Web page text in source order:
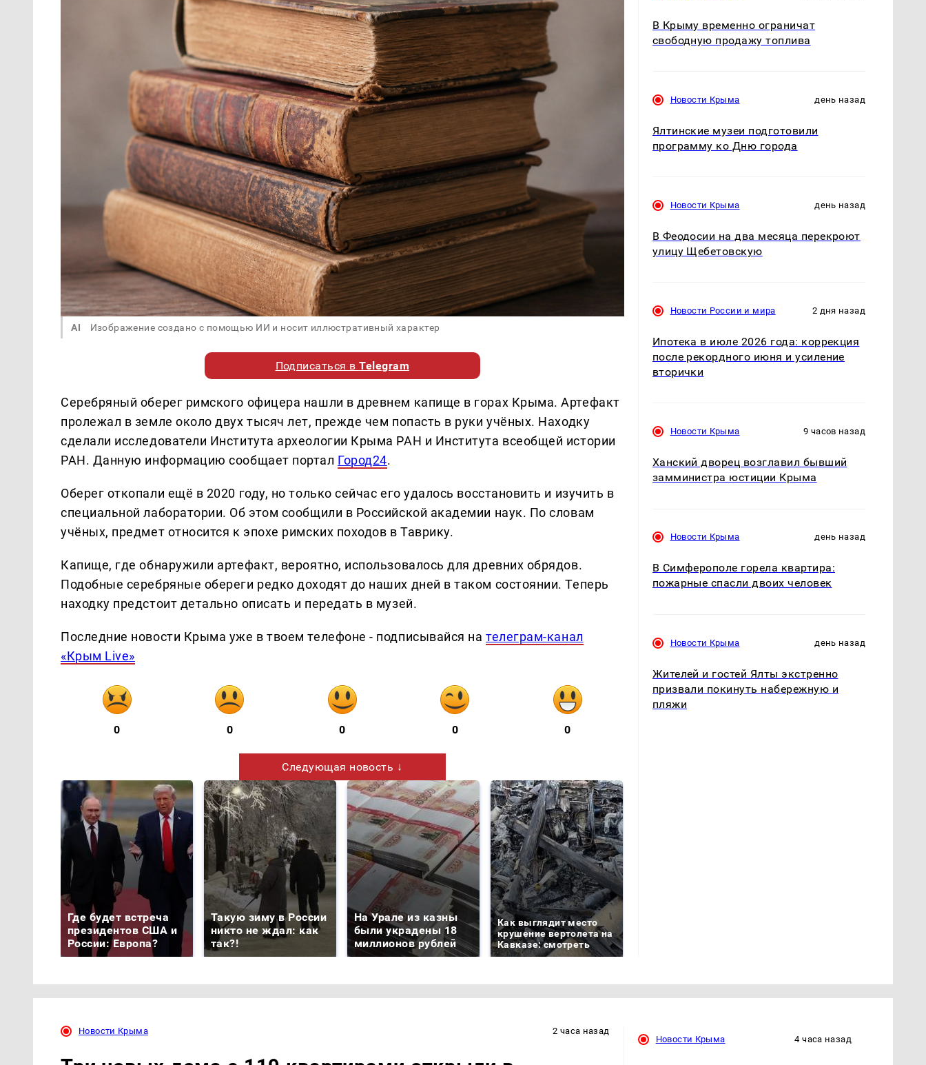
AI Изображение создано с помощью ИИ и носит иллюстративный характер
Подписаться вTelegram
Серебряный оберег римского офицера нашли в древнем капище в горах Крыма. Артефакт
пролежал в земле около двух тысяч лет, прежде чем попасть в руки учёных. Находку
сделали исследователи Института археологии Крыма РАН и Института всеобщей истории
РАН. Данную информацию сообщает портал Город24.
Оберег откопали ещё в 2020 году, но только сейчас его удалось восстановить и изучить в
специальной лаборатории. Об этом сообщили в Российской академии наук. По словам
учёных, предмет относится к эпохе римских походов в Таврику.
Капище, где обнаружили артефакт, вероятно, использовалось для древних обрядов.
Подобные серебряные обереги редко доходят до наших дней в таком состоянии. Теперь
находку предстоит детально описать и передать в музей.
Последние новости Крыма уже в твоем телефоне - подписывайся нателеграм-канал
«Крым Live»
0 0 0 0 0
Следующая новость ↓
Где будет встреча
президентов США и
России: Европа?
Такую зиму в России
никто не ждал: как
так?!
На Урале из казны
были украдены 18
миллионов рублей
Как выглядит место
крушение вертолета на
Кавказе: смотреть
В Крыму временно ограничат
свободную продажу топлива
Новости Крыма день назад
Ялтинские музеи подготовили
программу ко Дню города
Новости Крыма день назад
В Феодосии на два месяца перекроют
улицу Щебетовскую
Новости России и мира 2 дня назад
Ипотека в июле 2026 года: коррекция
после рекордного июня и усиление
вторички
Новости Крыма 9 часов назад
Ханский дворец возглавил бывший
замминистра юстиции Крыма
Новости Крыма день назад
В Симферополе горела квартира:
пожарные спасли двоих человек
Новости Крыма день назад
Жителей и гостей Ялты экстренно
призвали покинуть набережную и
пляжи
Новости Крыма 2 часа назад
Новости Крыма 4 часа назад